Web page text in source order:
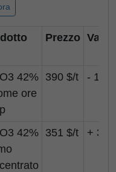
Prezzo
42%
ore
390 $/t - 14
42% 351 $/t + 30